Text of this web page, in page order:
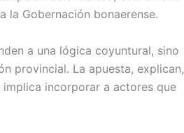
la Gobernación bonaerense.
a una lógica coyuntural, sino
provincial. La apuesta, explican,
incorporar a actores que